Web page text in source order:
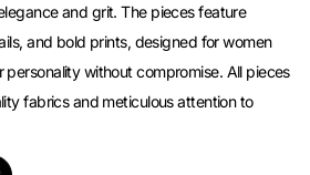
and grit. The pieces feature
and bold prints, designed for women
without compromise. All pieces
fabrics and meticulous attention to